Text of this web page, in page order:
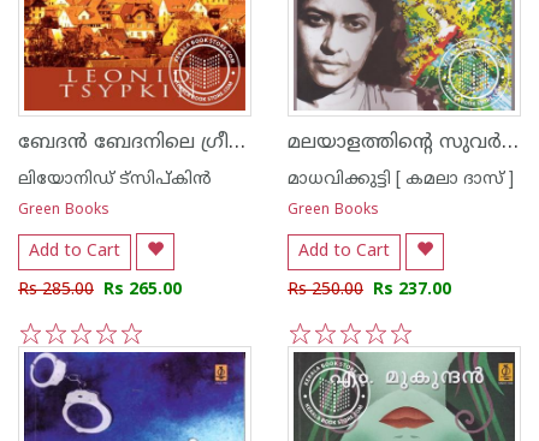
ബേദ‌ന്‍ ബേദനിലെ ഗ്രീഷ്മകാലത്ത്
ലിയോനിഡ് ട്സിപ്കിന്‍
Green Books
Add to Cart
Rs 285.00 Rs 265.00
5
4
3
2
1
മലയാളത്തിന്റെ സുവര്‍ണ്ണ കഥകള്‍ - മാധവിക്കുട്ടി
മാധവിക്കുട്ടി [ കമലാ ദാസ് ]
Green Books
Add to Cart
Rs 250.00 Rs 237.00
5
4
3
2
1